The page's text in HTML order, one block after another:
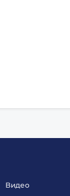
Видео